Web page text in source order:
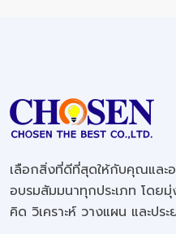
เลือกสิ่งที่ดีที่สุดให้กับคุณแล
อบรมสัมมนาทุกประเภท โดยมุ่
คิด วิเคราะห์ วางแผน และปร